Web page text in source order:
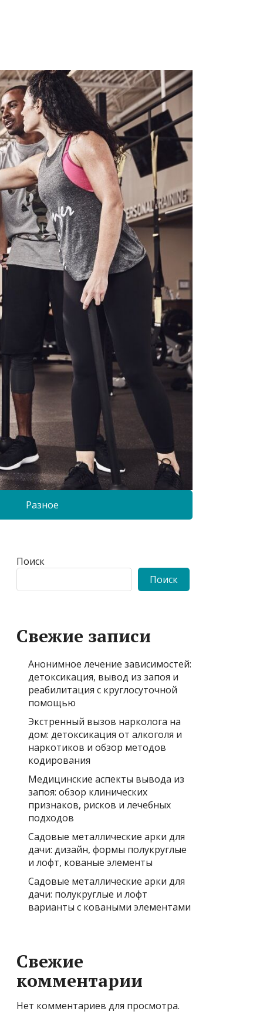
Разное
Поиск
Поиск
Свежие записи
Анонимное лечение зависимостей:
детоксикация, вывод из запоя и
реабилитация с круглосуточной
помощью
Экстренный вызов нарколога на
дом: детоксикация от алкоголя и
наркотиков и обзор методов
кодирования
Медицинские аспекты вывода из
запоя: обзор клинических
признаков, рисков и лечебных
подходов
Садовые металлические арки для
дачи: дизайн, формы полукруглые
и лофт, кованые элементы
Садовые металлические арки для
дачи: полукруглые и лофт
варианты с коваными элементами
Свежие
комментарии
Нет комментариев для просмотра.